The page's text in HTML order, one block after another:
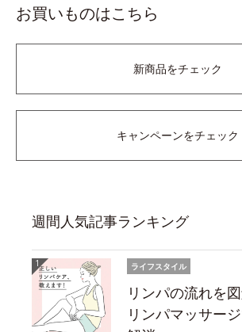
お買いものはこちら
新商品をチェック
キャンペーンをチェック
週間人気記事ランキング
ライフスタイル
リンパの流れを
リンパマッサー